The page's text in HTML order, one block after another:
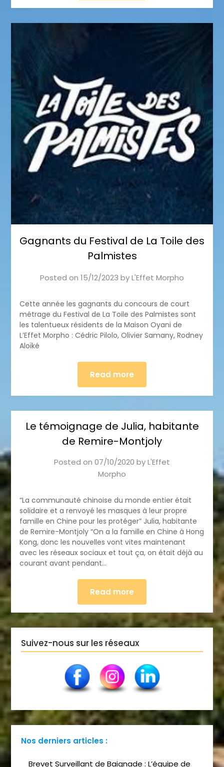
Gagnants du Festival de La Toile des
Palmistes
Posted on 15/12/2023 byL'Effet Morpho
Cette année les gagnants du concours de court
métrage du Festival de La Toile des Palmistes sont
les talentueux résidents de la Maison Oyani de
L’Effet Morpho : Cédric Pilolo, Olivier Samany, Rodney
Aloïké
Read more
Le témoignage de Julia, habitante
de Remire-Montjoly
Posted on 07/10/2020 byL'Effet
Morpho
“La communauté chinoise du monde entier était
solidaire et a renvoyé les masques à leur propre
famille en Chine pour les protéger” Julia, habitante
de Remire-Montjoly “On a la famille en Chine à Hong
Kong, donc les nouvelles vont vites maintenant
avec les réseaux sociaux et tout ça, on était déjà au
courant avant pendant…
Read more
Suivez-nous sur les réseaux
Nos derniers articles :
Brevet Surveillant de Baignade : L’équipe de